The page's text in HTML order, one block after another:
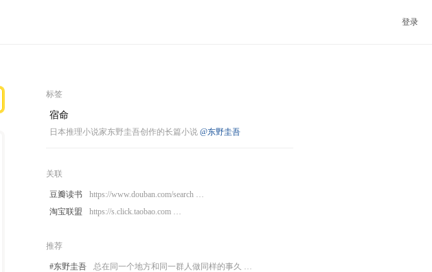
登录
标签
宿命
日本推理小说家东野圭吾创作的长篇小说 @东野圭吾
关联
豆瓣读书
https://www.douban.com/search …
淘宝联盟
https://s.click.taobao.com …
推荐
#东野圭吾
总在同一个地方和同一群人做同样的事久 …